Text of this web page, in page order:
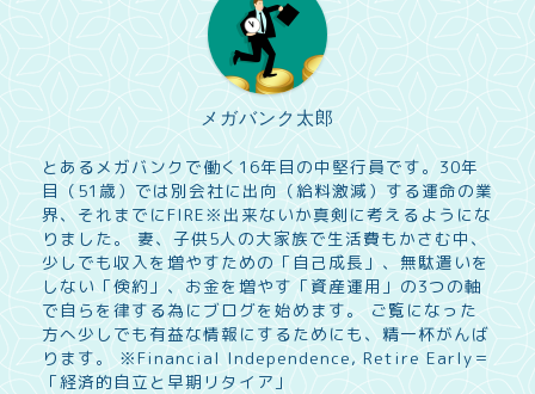
メガバンク太郎
とあるメガバンクで働く16年目の中堅行員です。30年
目（51歳）では別会社に出向（給料激減）する運命の業
界、それまでにFIRE※出来ないか真剣に考えるようにな
りました。 妻、子供5人の大家族で生活費もかさむ中、
少しでも収入を増やすための「自己成長」、無駄遣いを
しない「倹約」、お金を増やす「資産運用」の3つの軸
で自らを律する為にブログを始めます。 ご覧になった
方へ少しでも有益な情報にするためにも、精一杯がんば
ります。 ※Financial Independence, Retire Early＝
「経済的自立と早期リタイア」